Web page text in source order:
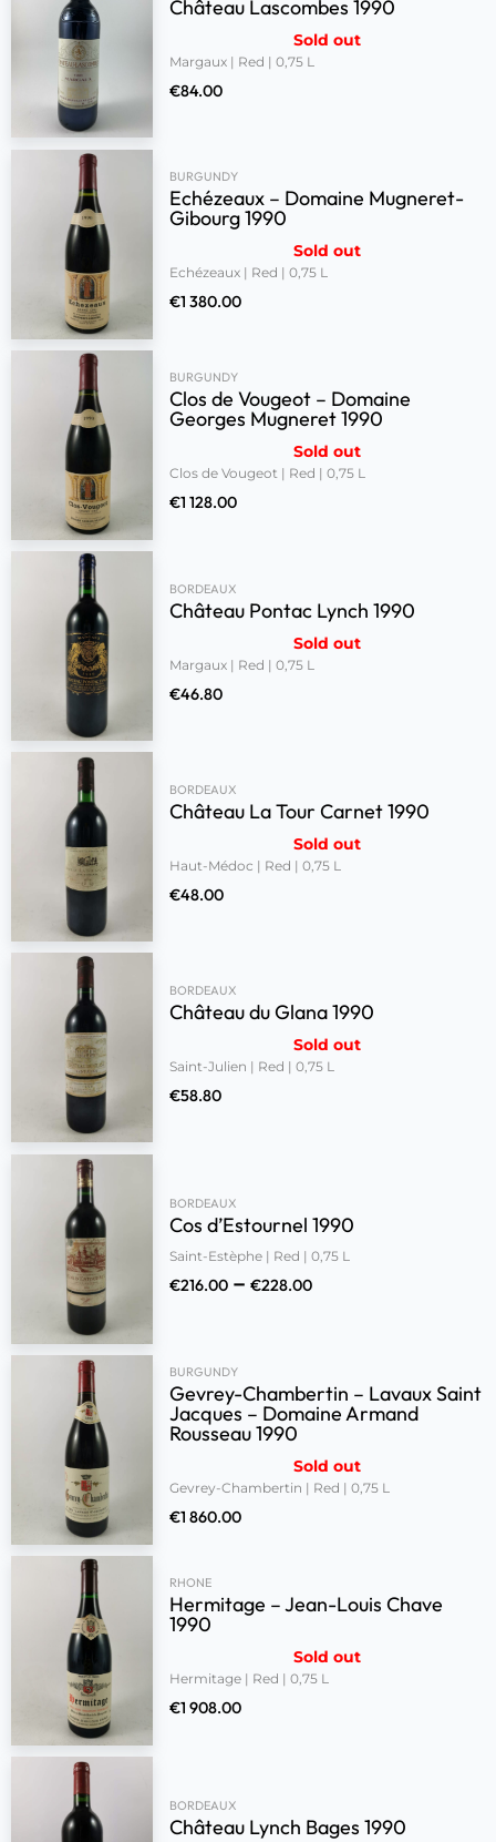
Château Lascombes 1990
Sold out
Margaux | Red | 0,75 L
€84.00
BURGUNDY
Echézeaux – Domaine Mugneret-
Gibourg 1990
Sold out
Echézeaux | Red | 0,75 L
€1 380.00
BURGUNDY
Clos de Vougeot – Domaine
Georges Mugneret 1990
Sold out
Clos de Vougeot | Red | 0,75 L
€1 128.00
BORDEAUX
Château Pontac Lynch 1990
Sold out
Margaux | Red | 0,75 L
€46.80
BORDEAUX
Château La Tour Carnet 1990
Sold out
Haut-Médoc | Red | 0,75 L
€48.00
BORDEAUX
Château du Glana 1990
Sold out
Saint-Julien | Red | 0,75 L
€58.80
BORDEAUX
Cos d’Estournel 1990
Saint-Estèphe | Red | 0,75 L
€216.00 – €228.00
BURGUNDY
Gevrey-Chambertin – Lavaux Saint
Jacques – Domaine Armand
Rousseau 1990
Sold out
Gevrey-Chambertin | Red | 0,75 L
€1 860.00
RHONE
Hermitage – Jean-Louis Chave
1990
Sold out
Hermitage | Red | 0,75 L
€1 908.00
BORDEAUX
Château Lynch Bages 1990